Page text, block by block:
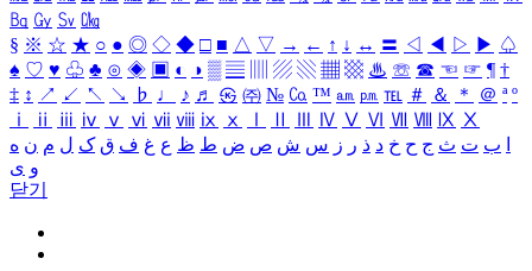
㏃ ㏉ ㏜ ㏆
§ ※ ☆ ★ ○ ● ◎ ◇ ◆ □ ■ △ ▽ → ← ↑ ↓ ↔ 〓 ◁ ◀ ▷ ▶ ♤
♠ ♡ ♥ ♧ ♣ ⊙ ◈ ▣ ◐ ◑ ▒ ▤ ▨ ▧ ▦ ▩ ♨ ☏ ☎ ☜ ☞ ¶ †
‡ ↕ ↗ ↙ ↖ ↘ ♭ ♩ ♪ ♬ ㉿ ㈜ № ㏇ ™ ㏂ ㏘ ℡ ＃ ＆ ＊ ＠ ª º
ⅰ
ⅱ ⅲ ⅳ ⅴ ⅵ ⅶ ⅷ ⅸ ⅹ Ⅳ Ⅴ Ⅵ Ⅶ Ⅷ Ⅸ Ⅹ
ب ت ث ج ح خ د ذ ر ز س ش ص ض ط ظ ع غ ف ق ک ل م ن ه
و ی
닫기